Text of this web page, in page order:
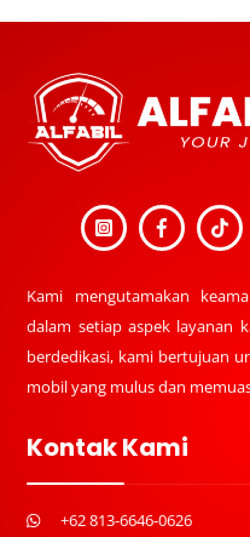
To
Top
Kami mengutamakan
dalam setiap aspek layanan
berdedikasi, kami bertujuan
mobil yang mulus dan
Kontak Kami
+62 813-6646-0626